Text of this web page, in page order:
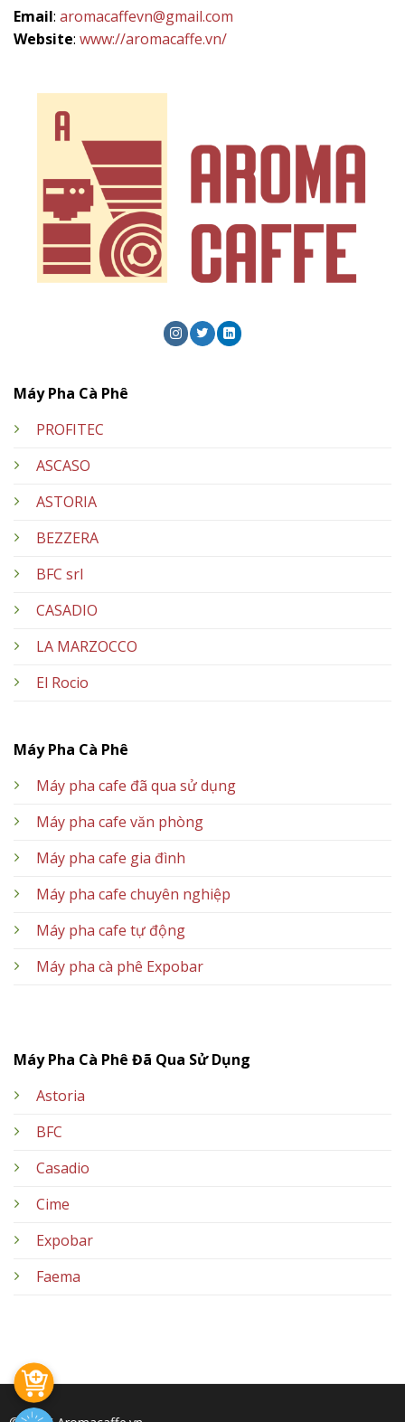
Email: aromacaffevn@gmail.com
Website: www://aromacaffe.vn/
Máy Pha Cà Phê
PROFITEC
ASCASO
ASTORIA
BEZZERA
BFC srl
CASADIO
LA MARZOCCO
El Rocio
Máy Pha Cà Phê
Máy pha cafe đã qua sử dụng
Máy pha cafe văn phòng
Máy pha cafe gia đình
Máy pha cafe chuyên nghiệp
Máy pha cafe tự động
Máy pha cà phê Expobar
Máy Pha Cà Phê Đã Qua Sử Dụng
Astoria
BFC
Casadio
Cime
Expobar
Faema